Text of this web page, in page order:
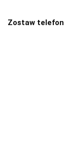
Zostaw telefon